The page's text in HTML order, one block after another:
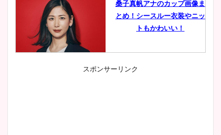
桑子真帆アナのカップ画像ま
とめ！シースルー衣装やニッ
トもかわいい！
小室瑛莉子のカップ画像まと
スポンサーリンク